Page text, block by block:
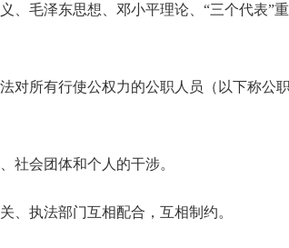
泽东思想、邓小平理论、“三个代表”
有行使公权力的公职人员（以下称公
会团体和个人的干涉。
执法部门互相配合，互相制约。